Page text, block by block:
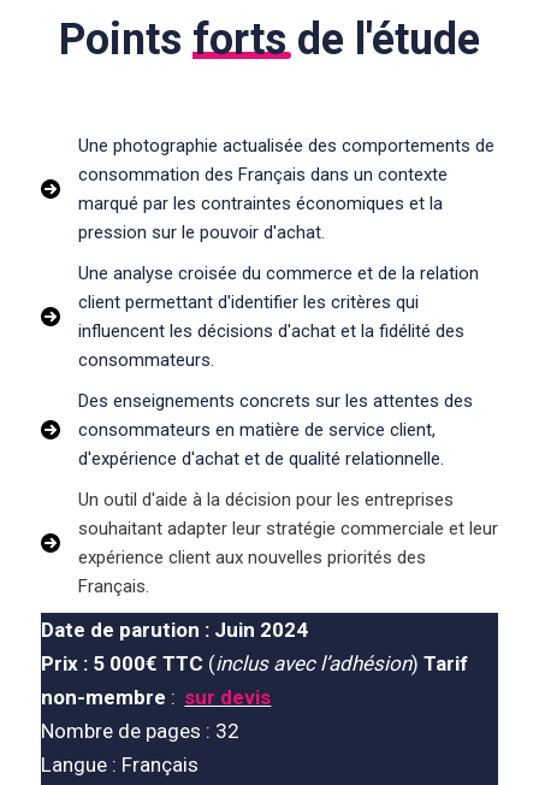
Points fortsde l'étude
Une photographie actualisée des comportements de
consommation des Français dans un contexte
marqué par les contraintes économiques et la
pression sur le pouvoir d'achat.
Une analyse croisée du commerce et de la relation
client permettant d'identifier les critères qui
influencent les décisions d'achat et la fidélité des
consommateurs.
Des enseignements concrets sur les attentes des
consommateurs en matière de service client,
d'expérience d'achat et de qualité relationnelle.
Un outil d'aide à la décision pour les entreprises
souhaitant adapter leur stratégie commerciale et leur
expérience client aux nouvelles priorités des
Français.
Date de parution : Juin 2024
Prix : 5 000€ TTC (inclus avec l’adhésion) Tarif
non-membre : sur devis
Nombre de pages : 32
Langue : Français